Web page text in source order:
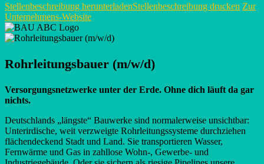
Stellenbeschreibung herunterladenStellenbeschreibung drucken Zur
Unternehmens-Website
Rohrleitungsbauer (m/w/d)
Versorgungsnetzwerke unter der Erde. Ohne dich läuft da gar
nichts.
Deutschlands „längste“ Bauwerke sind normalerweise unsichtbar:
Unterirdische, weit verzweigte Rohrleitungssysteme durchziehen
flächendeckend Stadt und Land. Sie transportieren Wasser,
Fernwärme und Gas in zahllose Wohn-, Gewerbe- und